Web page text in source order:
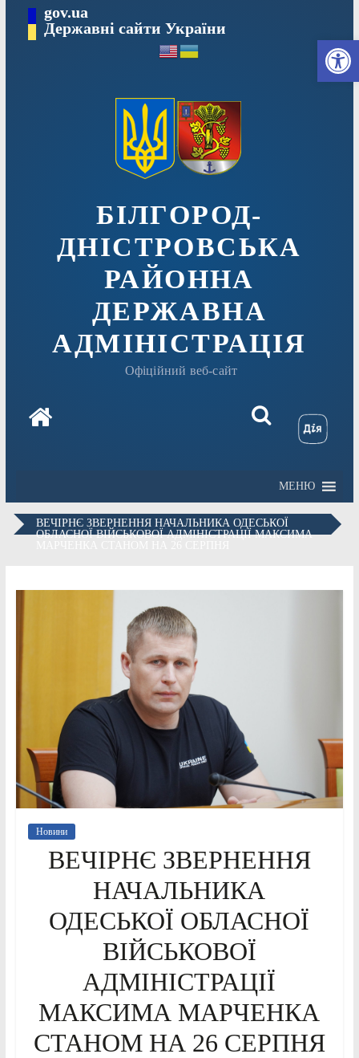
вмісту
gov.ua
Державні сайти України
БІЛГОРОД-
ДНІСТРОВСЬКА
РАЙОННА
ДЕРЖАВНА
АДМІНІСТРАЦІЯ
Офіційний веб-сайт
МЕНЮ
ВЕЧІРНЄ ЗВЕРНЕННЯ НАЧАЛЬНИКА ОДЕСЬКОЇ
ОБЛАСНОЇ ВІЙСЬКОВОЇ АДМІНІСТРАЦІЇ МАКСИМА
Новини
ВЕЧІРНЄ ЗВЕРНЕННЯ
НАЧАЛЬНИКА
ОДЕСЬКОЇ ОБЛАСНОЇ
ВІЙСЬКОВОЇ
АДМІНІСТРАЦІЇ
МАКСИМА МАРЧЕНКА
СТАНОМ НА 26 СЕРПНЯ